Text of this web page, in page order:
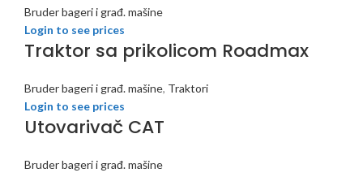
Bruder bageri i građ. mašine
Login to see prices
Traktor sa prikolicom Roadmax
Bruder bageri i građ. mašine, Traktori
Login to see prices
Utovarivač CAT
Bruder bageri i građ. mašine